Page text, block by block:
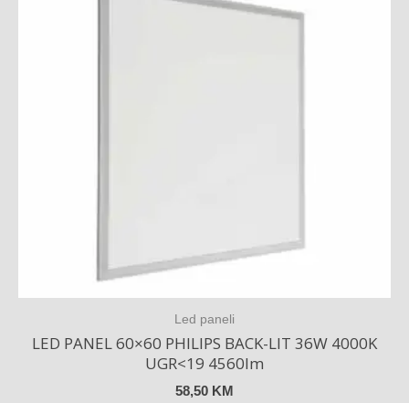
Led paneli
LED PANEL 60×60 PHILIPS BACK-LIT 36W 4000K
UGR<19 4560lm
58,50 KM